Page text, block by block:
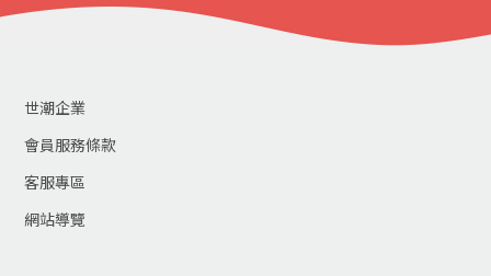
世潮企業
會員服務條款
客服專區
網站導覽